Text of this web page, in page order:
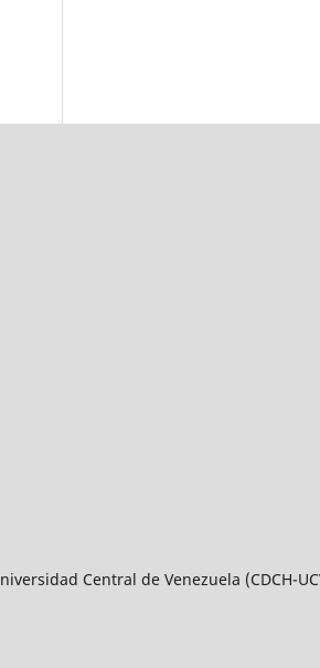
Central de Venezuela (CDCH-